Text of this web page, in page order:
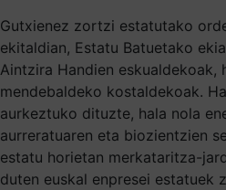
Gutxienez zortzi estatutako
ekitaldian, Estatu Batuetako
Aintzira Handien eskualdekoak,
mendebaldeko kostaldekoak.
aurkeztuko dituzte, hala nola
aurreratuaren eta biozientzien
estatu horietan merkataritza-
duten euskal enpresei estatuek